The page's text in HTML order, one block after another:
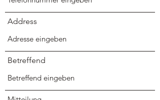
Address
Betreffend